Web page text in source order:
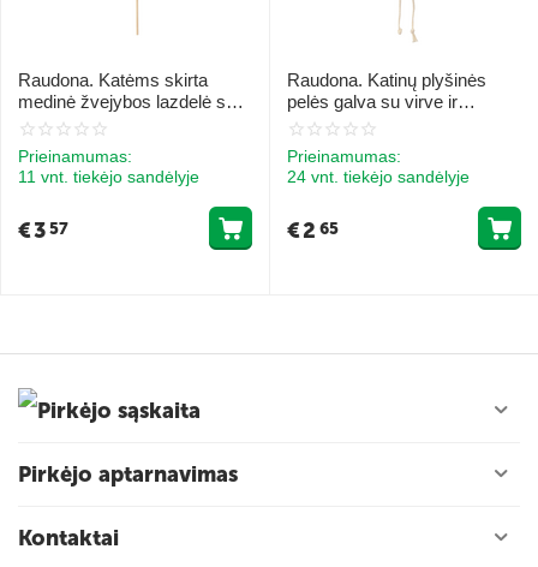
Raudona. Katėms skirta
medinė žvejybos lazdelė su
žaislu, katinėliu ir skambučiu
Prieinamumas:
11 vnt. tiekėjo sandėlyje
€357
Raudona. Katinų plyšinės
pelės galva su virve ir
katukulturatoriumi 10 cm
Prieinamumas:
24 vnt. tiekėjo sandėlyje
€2 65
Pirkėjo sąskaita
Pirkėjo aptarnavimas
Kontaktai